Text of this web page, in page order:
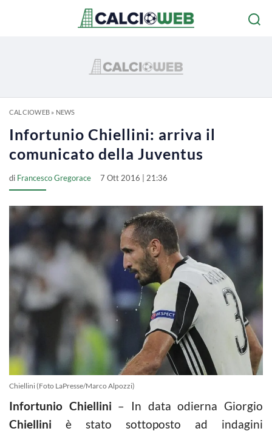
CALCIOWEB» NEWS
Infortunio Chiellini: arriva il
comunicato della Juventus
di Francesco Gregorace 7 Ott 2016 | 21:36
Chiellini (Foto LaPresse/Marco Alpozzi)
Infortunio Chiellini – In data odierna Giorgio
Chiellini è stato sottoposto ad indagini